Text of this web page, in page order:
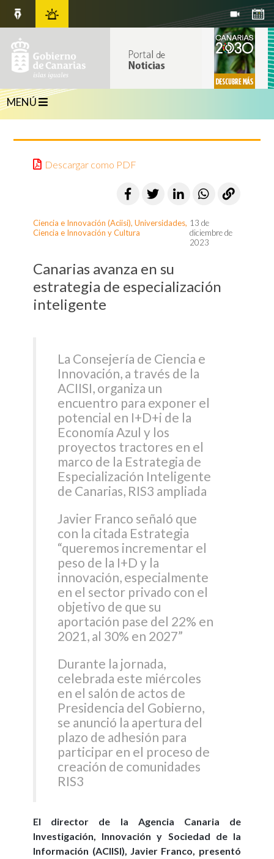
MENÚ
Descargar como PDF
Ciencia e Innovación (Aciisi),Universidades,
Ciencia e Innovación y Cultura
13 de
diciembre de
2023
Canarias avanza en su
estrategia de especialización
inteligente
La Consejería de Ciencia e
Innovación, a través de la
ACIISI, organiza un
encuentro para exponer el
potencial en I+D+i de la
Economía Azul y los
proyectos tractores en el
marco de la Estrategia de
Especialización Inteligente
de Canarias, RIS3 ampliada
Javier Franco señaló que
con la citada Estrategia
“queremos incrementar el
peso de la I+D y la
innovación, especialmente
en el sector privado con el
objetivo de que su
aportación pase del 22% en
2021, al 30% en 2027”
Durante la jornada,
celebrada este miércoles
en el salón de actos de
Presidencia del Gobierno,
se anunció la apertura del
plazo de adhesión para
participar en el proceso de
creación de comunidades
RIS3
El director de la Agencia Canaria de
Investigación, Innovación y Sociedad de la
Información (ACIISI), Javier Franco, presentó